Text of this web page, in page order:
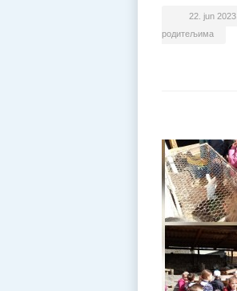
22. jun 2023.
родитељима